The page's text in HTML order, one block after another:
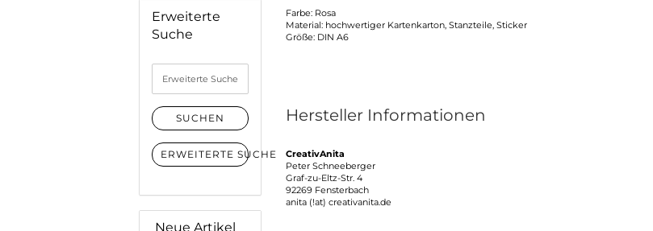
Farbe: Rosa
Material: hochwertiger Kartenkarton, Stanzteile, Sticker
Größe: DIN A6
Hersteller Informationen
CreativAnita
Peter Schneeberger
Graf-zu-Eltz-Str. 4
92269 Fensterbach
anita (!at) creativanita.de
Erweiterte
Suche
Suche
SUCHEN
ERWEITERTE SUCHE
Neue Artikel